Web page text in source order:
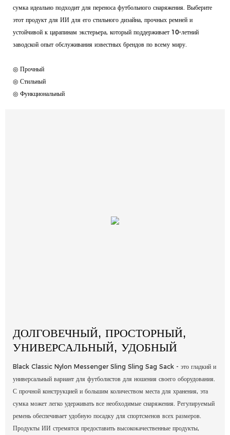
сумка идеально подходит для переноса футбольного снаряжения. Выберите
этот продукт для ИИ для его стильного дизайна, прочных ремней и
устойчивой к царапинам экстерьера, который поддерживает 10-летний
заводской опыт обслуживания известных брендов по всему миру.
◎ Прочный
◎ Стильный
◎ Функциональный
ДОЛГОВЕЧНЫЙ, ПРОСТОРНЫЙ,
УНИВЕРСАЛЬНЫЙ, УДОБНЫЙ
Black Classic Nylon Messenger Sling Sling Sag Sack - это гладкий и
универсальный вариант для футболистов для ношения своего оборудования.
С прочной конструкцией и большим количеством места для хранения, эта
сумка может легко удерживать все необходимые снаряжения. Регулируемый
ремень обеспечивает удобную посадку для спортсменов всех размеров.
Продукты ИИ стремятся предоставить высококачественные продукты,